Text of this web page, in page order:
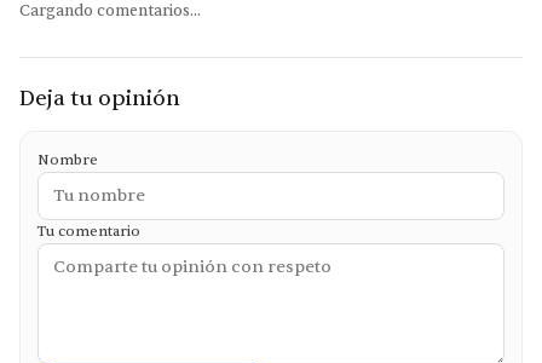
Cargando comentarios...
Deja tu opinión
Nombre
Tu comentario